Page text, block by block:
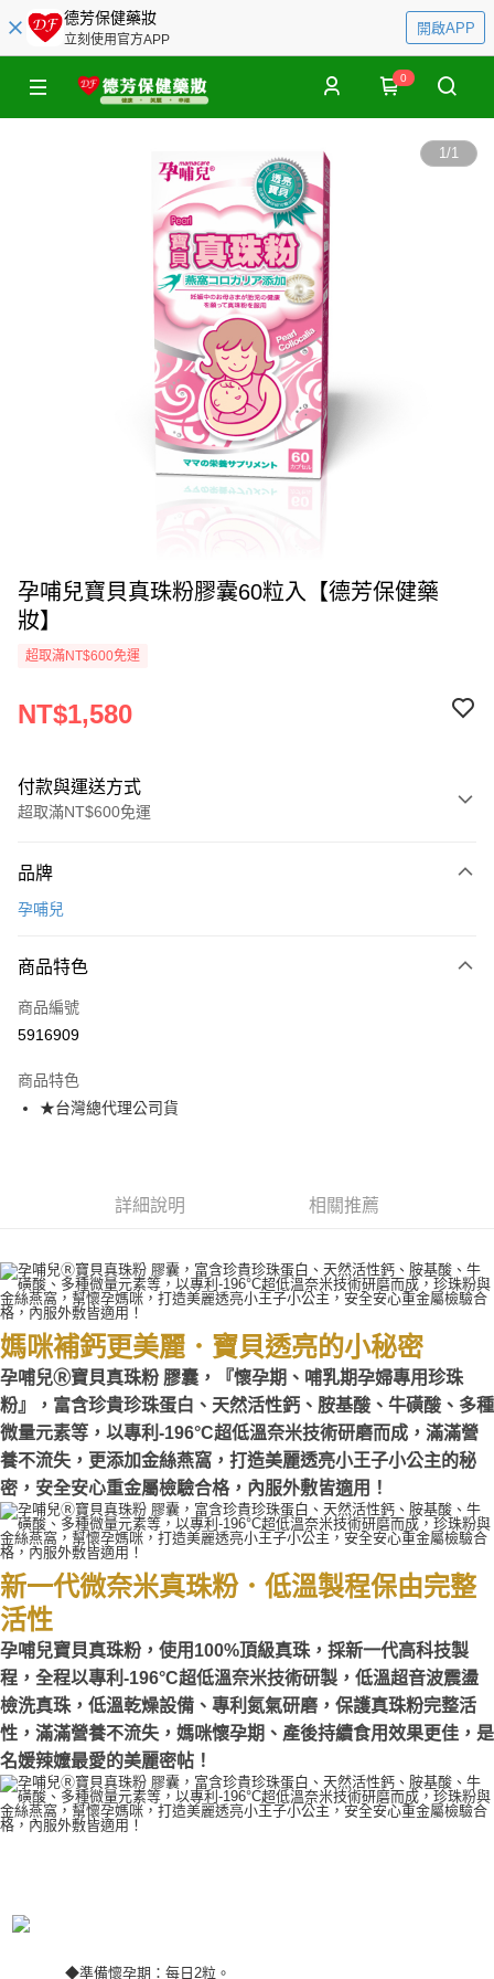
德芳保健藥妝
立刻使用官方APP
開啟APP
0
1/1
孕哺兒寶貝真珠粉膠囊60粒入【德芳保健藥
妝】
超取滿NT$600免運
NT$1,580
付款與運送方式
超取滿NT$600免運
信用卡一次付款
LINE Pay
Apple Pay
悠遊付
AFTEE先享後付是「在收到商品之後才付款」的支付方式。 讓您購物簡單
２．便利：只要手機號碼，簡訊認證，即可結帳。
３．安心：先確認商品／服務後，再付款。
【「AFTEE先享後付」結帳流程】
１．於結帳方式選擇「AFTEE先享後付」後，將跳轉至「AFTEE先享後付」
結帳頁面，進行簡訊認證並確認金額後，即可完成結帳。
２．訂單成立數日內，您將收到繳費通知簡訊。
３．收到繳費通知簡訊後14天內，點擊此簡訊中的連結，可透過四大超商／
ATM／網路銀行／等多元方式進行付款，方視為交易完成。
※ 請注意：結帳手續完成當下不需立刻繳費，但若您需要取消訂單，請聯絡
購買商品的店家。未經商家同意取消之訂單仍視為有效，需透過AFTEE先享
後付繳納相關費用。
※ 交易是否成功請以「AFTEE先享後付 」之結帳頁面顯示為準，若有關於
是否繳費成功／繳費後需取消欲退款等相關疑問，請聯繫「AFTEE先享後付
客戶支援中心」https://netprotections.freshdesk.com/support/home
【注意事項】
１．透過由恩沛科技股份有限公司提供之「AFTEE先享後付」服務完成之交
易，需依本服務之必要範圍內提供個人資料，並將交易相關給付款項請求債
權轉讓予恩沛科技股份有限公司。
２．關於個人資料處理事宜，請瀏覽以下網址：
https://aftee.tw/terms/#terms3
３．未成年的使用者請事先徵得法定代理人或監護人之同意方可使用
「AFTEE先享後付」，若未經同意申辦者引起之損失，本公司不負相關責
任。
４．使用「AFTEE先享後付」時，將依據個別帳號之用戶狀況，依本公司即
時審查核予不同之上限額度；若仍有額度不足之情形，本公司將視審查結果
請求用戶進行身份認證。
５．嚴禁一人註冊多個帳號或使用他人資訊註冊。若發現惡意使用之情形，
全家取貨付款
每筆NT$70，滿NT$600(含以上)免運費
7-11取貨付款
每筆NT$70，滿NT$600(含以上)免運費
宅配
每筆NT$80，滿NT$600(含以上)免運費
郵局（離島配送）
每筆NT$125
付款後門市自取
免運費
品牌
孕哺兒
商品特色
商品編號
5916909
商品特色
★台灣總代理公司貨
詳細說明 相關推薦
媽咪補鈣更美麗．寶貝透亮的小秘密
孕哺兒Ⓡ寶貝真珠粉 膠囊，『懷孕期、哺乳期孕婦專用珍珠
粉』，富含珍貴珍珠蛋白、天然活性鈣、胺基酸、牛磺酸、多種
微量元素等，以專利-196°C超低溫奈米技術研磨而成，滿滿營
養不流失，更添加金絲燕窩，打造美麗透亮小王子小公主的秘
密，安全安心重金屬檢驗合格，內服外敷皆適用！
新一代微奈米真珠粉．低溫製程保由完整
活性
孕哺兒寶貝真珠粉，使用100%頂級真珠，採新一代高科技製
程，全程以專利-196°C超低溫奈米技術研製，低溫超音波震盪
檢洗真珠，低溫乾燥設備、專利氮氣研磨，保護真珠粉完整活
性，滿滿營養不流失，媽咪懷孕期、產後持續食用效果更佳，是
名媛辣嬤最愛的美麗密帖！
◆準備懷孕期：每日2粒。